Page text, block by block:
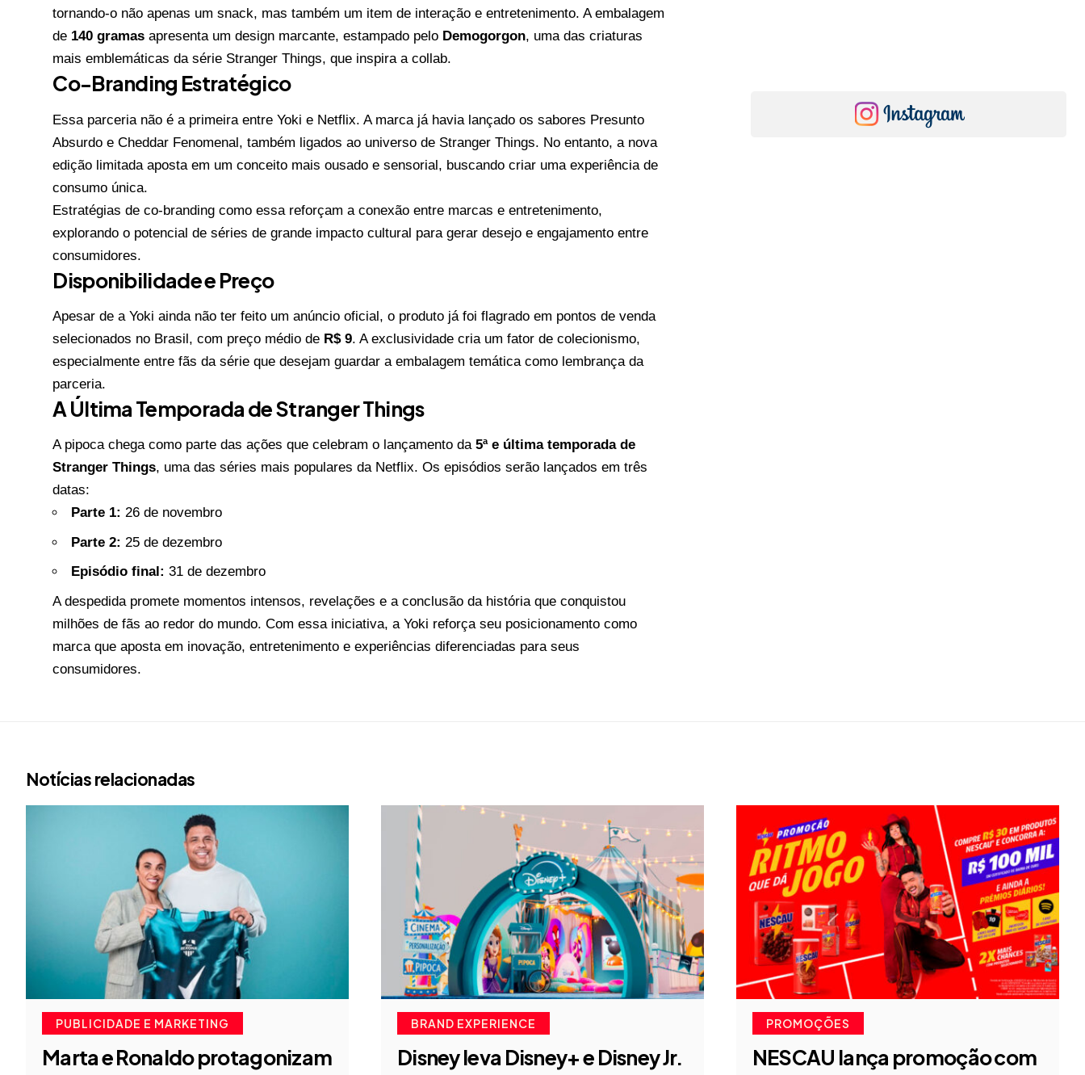
tornando-o não apenas um snack, mas também um item de interação e entretenimento. A embalagem
de 140 gramas apresenta um design marcante, estampado pelo Demogorgon, uma das criaturas
mais emblemáticas da série Stranger Things, que inspira a collab.
Co-Branding Estratégico
Essa parceria não é a primeira entre Yoki e Netflix. A marca já havia lançado os sabores Presunto
Absurdo e Cheddar Fenomenal, também ligados ao universo de Stranger Things. No entanto, a nova
edição limitada aposta em um conceito mais ousado e sensorial, buscando criar uma experiência de
consumo única.
Estratégias de co-branding como essa reforçam a conexão entre marcas e entretenimento,
explorando o potencial de séries de grande impacto cultural para gerar desejo e engajamento entre
consumidores.
Disponibilidade e Preço
Apesar de a Yoki ainda não ter feito um anúncio oficial, o produto já foi flagrado em pontos de venda
selecionados no Brasil, com preço médio de R$ 9. A exclusividade cria um fator de colecionismo,
especialmente entre fãs da série que desejam guardar a embalagem temática como lembrança da
parceria.
A Última Temporada de Stranger Things
A pipoca chega como parte das ações que celebram o lançamento da5ª e última temporada de
Stranger Things, uma das séries mais populares da Netflix. Os episódios serão lançados em três
datas:
Parte 1: 26 de novembro
Parte 2: 25 de dezembro
Episódio final: 31 de dezembro
A despedida promete momentos intensos, revelações e a conclusão da história que conquistou
milhões de fãs ao redor do mundo. Com essa iniciativa, a Yoki reforça seu posicionamento como
marca que aposta em inovação, entretenimento e experiências diferenciadas para seus
consumidores.
Notícias relacionadas
PUBLICIDADE E MARKETING
Marta e Ronaldo protagonizam
BRAND EXPERIENCE
Disney leva Disney+ e Disney Jr.
PROMOÇÕES
NESCAU lança promoção com